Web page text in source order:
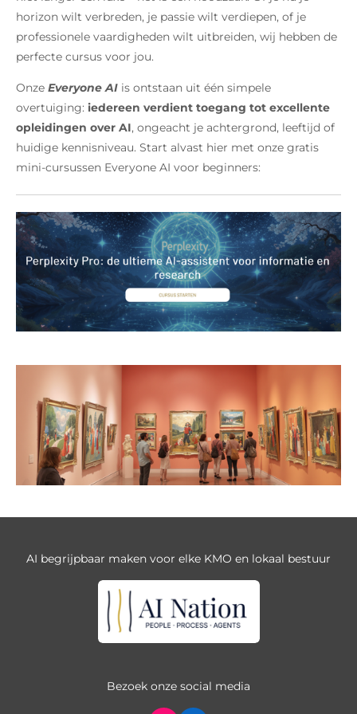
horizon wilt verbreden, je passie wilt verdiepen, of je
professionele vaardigheden wilt uitbreiden, wij hebben de
perfecte cursus voor jou.
Onze Everyone AI is ontstaan uit één simpele
overtuiging: iedereen verdient toegang tot excellente
opleidingen over AI, ongeacht je achtergrond, leeftijd of
huidige kennisniveau. Start alvast hier met onze gratis
mini-cursussen Everyone AI voor beginners:
AI begrijpbaar maken voor elke KMO en lokaal bestuur
Bezoek onze social media